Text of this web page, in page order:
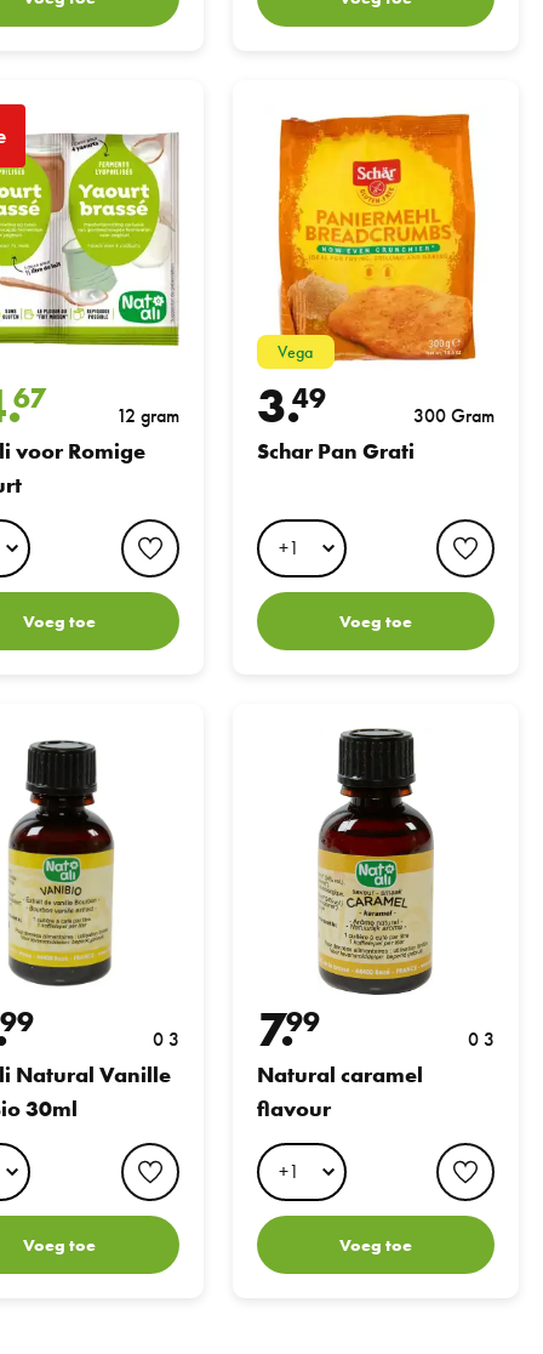
67 12 gram
voor Romige
favorite button
Voeg toe
Vega
3.49 300 Gram
Schar Pan Grati
Voeg toe
99 0 3
Natural Vanille
30ml
favorite button
Voeg toe
7.99 0 3
Natural caramel
flavour
Voeg toe